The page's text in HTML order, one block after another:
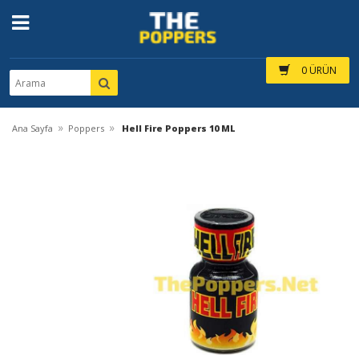
0 ÜRÜN
Ana Sayfa » Poppers » Hell Fire Poppers 10 ML